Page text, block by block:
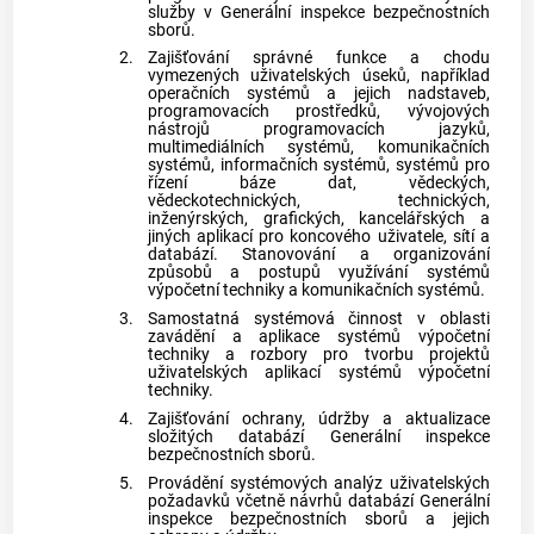
služby v Generální inspekce bezpečnostních
sborů.
2.
Zajišťování správné funkce a chodu
vymezených uživatelských úseků, například
operačních systémů a jejich nadstaveb,
programovacích prostředků, vývojových
nástrojů programovacích jazyků,
multimediálních systémů, komunikačních
systémů, informačních systémů, systémů pro
řízení báze dat, vědeckých,
vědeckotechnických, technických,
inženýrských, grafických, kancelářských a
jiných aplikací pro koncového uživatele, sítí a
databází. Stanovování a organizování
způsobů a postupů využívání systémů
výpočetní techniky a komunikačních systémů.
3.
Samostatná systémová činnost v oblasti
zavádění a aplikace systémů výpočetní
techniky a rozbory pro tvorbu projektů
uživatelských aplikací systémů výpočetní
techniky.
4.
Zajišťování ochrany, údržby a aktualizace
složitých databází Generální inspekce
bezpečnostních sborů.
5.
Provádění systémových analýz uživatelských
požadavků včetně návrhů databází Generální
inspekce bezpečnostních sborů a jejich